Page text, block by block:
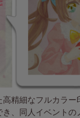
精細なフルカラー
、同人イベントの